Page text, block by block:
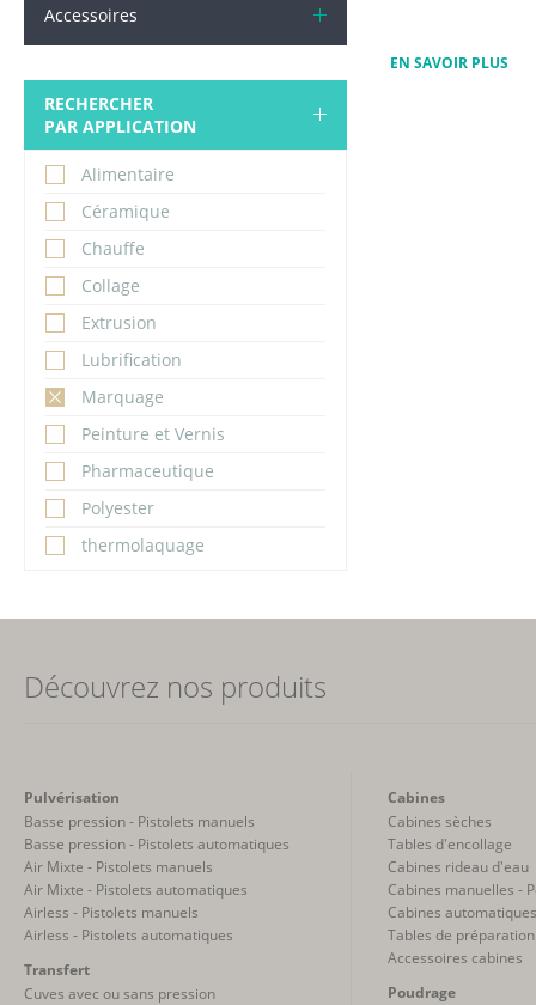
Accessoires
RECHERCHER
PAR APPLICATION
Alimentaire
Céramique
Chauffe
Collage
Extrusion
Lubrification
Marquage
Peinture et Vernis
Pharmaceutique
Polyester
thermolaquage
EN SAVOIR PLUS
Découvrez nos produits
Pulvérisation
Basse pression - Pistolets manuels
Basse pression - Pistolets automatiques
Air Mixte - Pistolets manuels
Air Mixte - Pistolets automatiques
Airless - Pistolets manuels
Airless - Pistolets automatiques
Transfert
Cuves avec ou sans pression
Cabines
Cabines sèches
Tables d'encollage
Cabines rideau d'eau
Cabines manuelles -
Cabines
Tables de
Accessoires cabines
Poudrage